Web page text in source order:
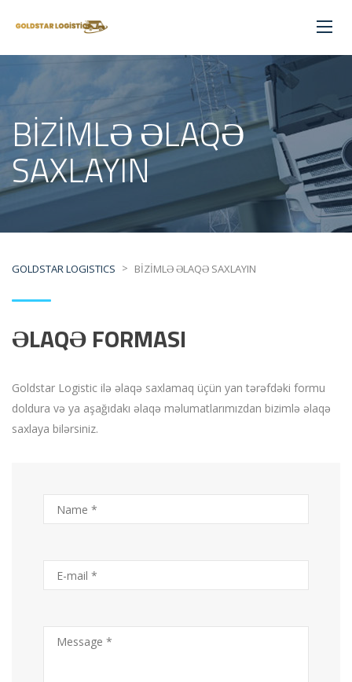
BİZİMLƏ ƏLAQƏ
SAXLAYIN
GOLDSTAR LOGISTICS > BİZİMLƏ ƏLAQƏ SAXLAYIN
ƏLAQƏ FORMASI
Goldstar Logistic ilə əlaqə saxlamaq üçün yan tərəfdəki formu
doldura və ya aşağıdakı əlaqə məlumatlarımızdan bizimlə əlaqə
saxlaya bilərsiniz.